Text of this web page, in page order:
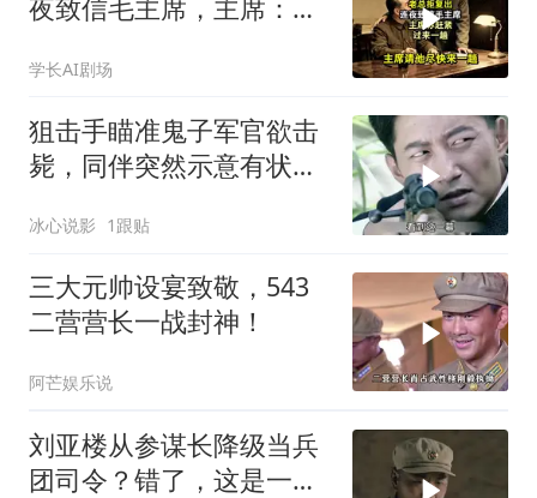
夜致信毛主席，主席：你
学长AI剧场
狙击手瞄准鬼子军官欲击
毙，同伴突然示意有状
冰心说影 1跟贴
三大元帅设宴致敬，543
二营营长一战封神！
阿芒娱乐说
刘亚楼从参谋长降级当兵
团司令？错了，这是一次